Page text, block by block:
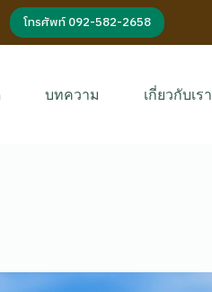
โทรศัพท์ 092-582-2658
บทความ เกี่ยวกับเรา